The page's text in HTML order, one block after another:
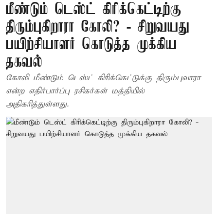
மீண்டும் டெஸ்ட் கிரிக்கெட்டிற்கு
திரும்புகிறாரா கோலி? - சிறுவயது
பயிற்சியாளர் கொடுத்த முக்கிய
தகவல்
கோலி மீண்டும் டெஸ்ட் கிரிக்கெட்டுக்கு திரும்புவாரா
என்ற எதிர்பார்ப்பு ரசிகர்கள் மத்தியில்
அதிகரித்துள்ளது.